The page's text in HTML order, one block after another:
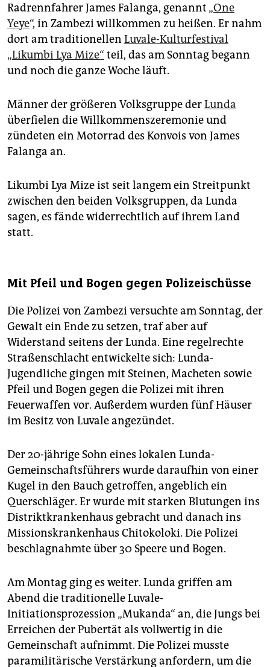
Radrennfahrer James Falanga, genannt „One
Yeye“, in Zambezi willkommen zu heißen. Er nahm
dort am traditionellen Luvale-Kulturfestival
„Likumbi Lya Mize“ teil, das am Sonntag begann
und noch die ganze Woche läuft.
Männer der größeren Volksgruppe derLunda
überfielen die Willkommenszeremonie und
zündeten ein Motorrad des Konvois von James
Falanga an.
Likumbi Lya Mize ist seit langem ein Streitpunkt
zwischen den beiden Volksgruppen, da Lunda
sagen, es fände widerrechtlich auf ihrem Land
statt.
Mit Pfeil und Bogen gegen Polizeischüsse
Die Polizei von Zambezi versuchte am Sonntag, der
Gewalt ein Ende zu setzen, traf aber auf
Widerstand seitens der Lunda. Eine regelrechte
Straßenschlacht entwickelte sich: Lunda-
Jugendliche gingen mit Steinen, Macheten sowie
Pfeil und Bogen gegen die Polizei mit ihren
Feuerwaffen vor. Außerdem wurden fünf Häuser
im Besitz von Luvale angezündet.
Der 20-jährige Sohn eines lokalen Lunda-
Gemeinschaftsführers wurde daraufhin von einer
Kugel in den Bauch getroffen, angeblich ein
Querschläger. Er wurde mit starken Blutungen ins
Distriktkrankenhaus gebracht und danach ins
Missionskrankenhaus Chitokoloki. Die Polizei
beschlagnahmte über 30 Speere und Bogen.
Am Montag ging es weiter. Lunda griffen am
Abend die traditionelle Luvale-
Initiationsprozession „Mukanda“ an, die Jungs bei
Erreichen der Pubertät als vollwertig in die
Gemeinschaft aufnimmt. Die Polizei musste
paramilitärische Verstärkung anfordern, um die